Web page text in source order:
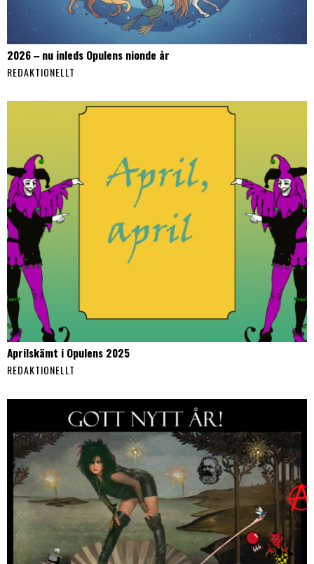
2026 ‒ nu inleds Opulens nionde år
REDAKTIONELLT
Aprilskämt i Opulens 2025
REDAKTIONELLT